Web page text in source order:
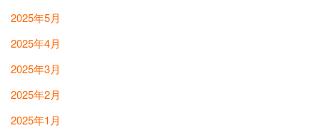
2025年5月
2025年4月
2025年3月
2025年2月
2025年1月